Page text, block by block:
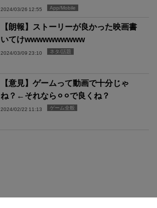
2024/03/26 12:55 App/Mobile
【朗報】ストーリーが良かった映画書
いてけwwwwwwwwww
2024/03/09 23:10 ネタ/話題
【意見】ゲームって動画で十分じゃ
ね？←それなら⚪︎⚪︎で良くね？
2024/02/22 11:13 ゲーム全般